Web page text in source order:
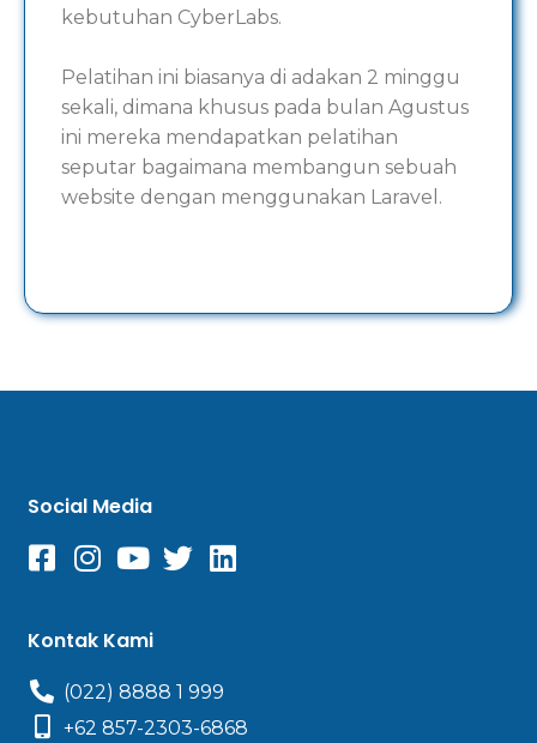
kebutuhan CyberLabs.
Pelatihan ini biasanya di adakan 2 minggu
sekali, dimana khusus pada bulan Agustus
ini mereka mendapatkan pelatihan
seputar bagaimana membangun sebuah
website dengan menggunakan Laravel.
Social Media
Kontak Kami
(022) 8888 1 999
+62 857-2303-6868